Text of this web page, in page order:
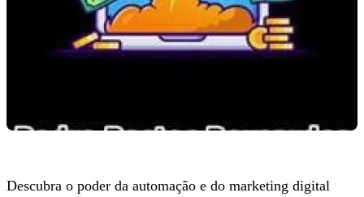
Descubra o poder da automação e do marketing digital